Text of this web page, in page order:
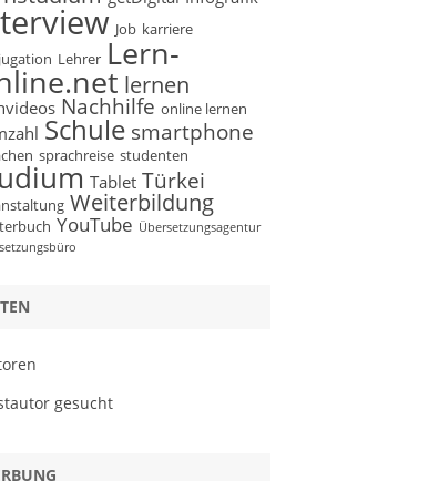
Job karriere
Lehrer Lern-
lernen
Nachhilfe online lernen
Schule smartphone
sprachreise studenten
Tablet Türkei
Weiterbildung
YouTube Übersetzungsagentur
gesucht